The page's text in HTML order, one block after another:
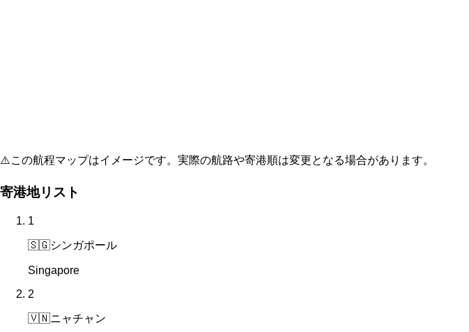
⚠️この航程マップはイメージです。実際の航路や寄港順は変更となる場合があります。
寄港地リスト
1
🇸🇬シンガポール
Singapore
2
🇻🇳ニャチャン